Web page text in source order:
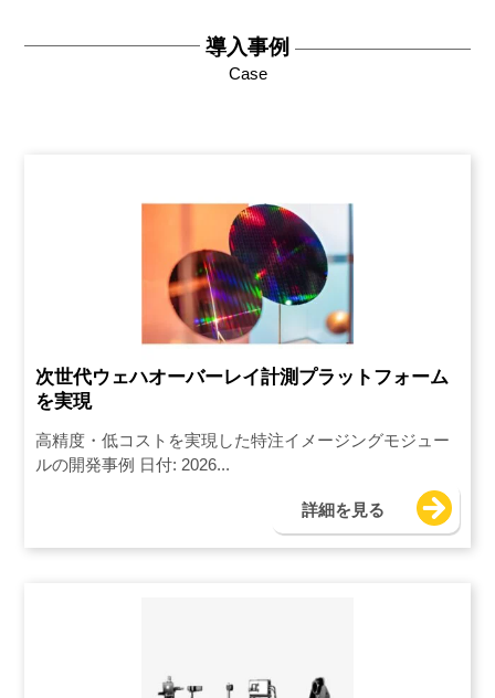
導入事例
Case
次世代ウェハオーバーレイ計測プラットフォーム
を実現
高精度・低コストを実現した特注イメージングモジュー
ルの開発事例 日付: 2026...
詳細を見る